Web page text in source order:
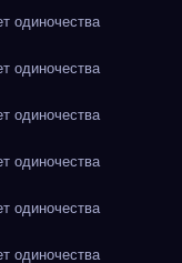
одиночества
одиночества
одиночества
одиночества
одиночества
одиночества